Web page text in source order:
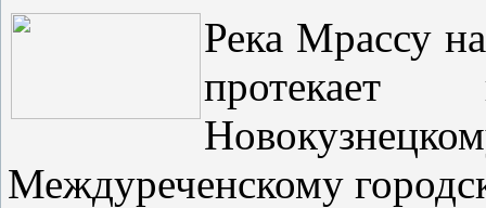
Река Мрассу
Междуреченскому